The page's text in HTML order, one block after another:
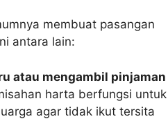
membuat pasangan
antara lain:
atau mengambil pinjaman
harta berfungsi untuk
agar tidak ikut tersita